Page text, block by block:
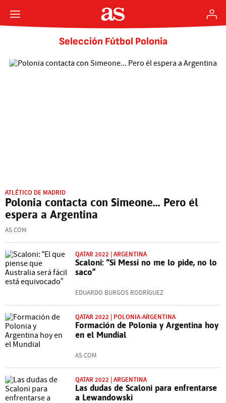
Selección Fútbol Polonia
ATLÉTICO DE MADRID
Polonia contacta con Simeone... Pero él
espera a Argentina
AS.COM
QATAR 2022 | ARGENTINA
Scaloni: “Si Messi no me lo pide, no lo
saco”
EDUARDO BURGOS RODRÍGUEZ
QATAR 2022 | POLONIA-ARGENTINA
Formación de Polonia y Argentina hoy
en el Mundial
AS.COM
QATAR 2022 | ARGENTINA
Las dudas de Scaloni para enfrentarse
a Lewandowski